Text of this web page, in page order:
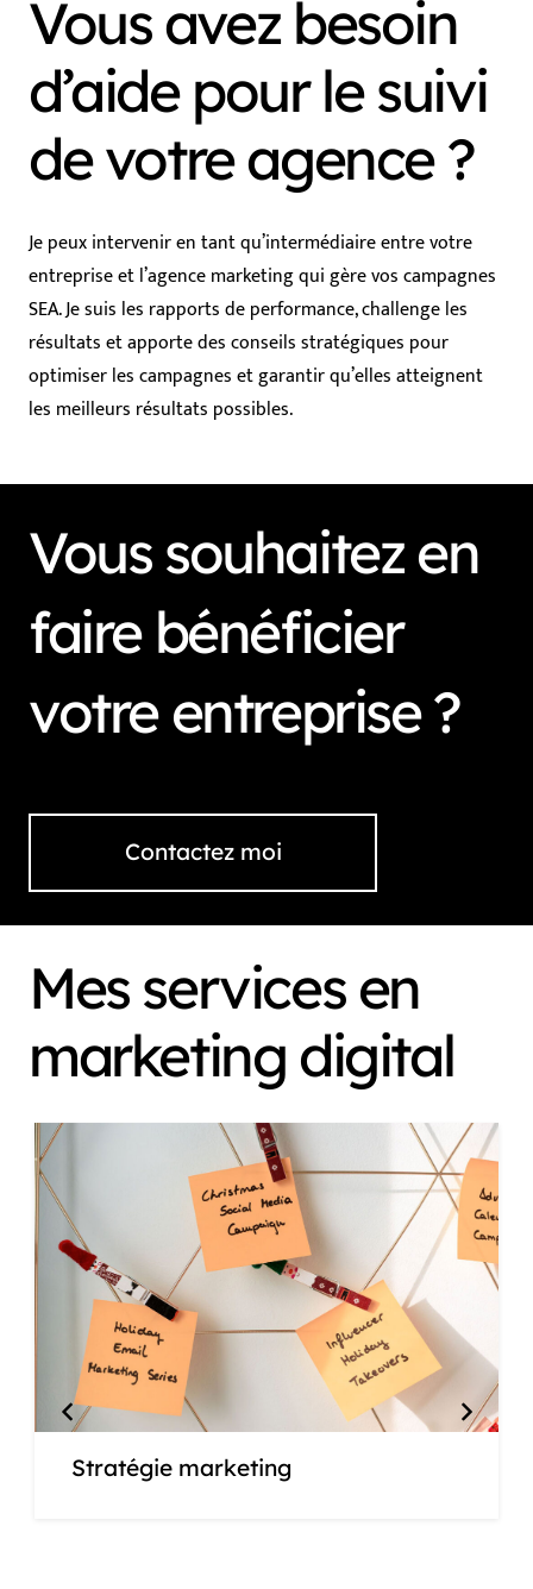
Vous avez besoin
d’aide pour le suivi
de votre agence ?
Je peux intervenir en tant qu’intermédiaire entre votre
entreprise et l’agence marketing qui gère vos campagnes
SEA. Je suis les rapports de performance, challenge les
résultats et apporte des conseils stratégiques pour
optimiser les campagnes et garantir qu’elles atteignent
les meilleurs résultats possibles.
Vous souhaitez en
faire bénéficier
votre entreprise ?
Contactez moi
Mes services en
marketing digital
Stratégie marketing